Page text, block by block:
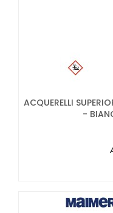
ACQUERELLI
-